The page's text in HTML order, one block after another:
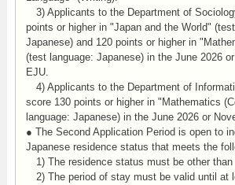
3) Applicants to the Department of
points or higher in "Japan and the World"
Japanese) and 120 points or higher in
(test language: Japanese) in the June 2026
EJU.
4) Applicants to the Department of
score 130 points or higher in "Mathematics
language: Japanese) in the June 2026 or
● The Second Application Period is open to
Japanese residence status that meets the
1) The residence status must be other than
2) The period of stay must be valid until at